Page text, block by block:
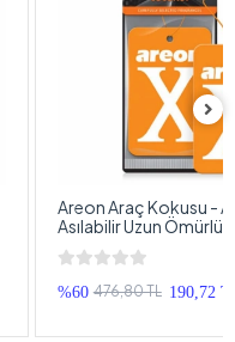
Areon Araç Kokusu -
Asılabilir Uzun Ömürlü
- Turuncu Beyaz
%60 476,80 TL 190,72